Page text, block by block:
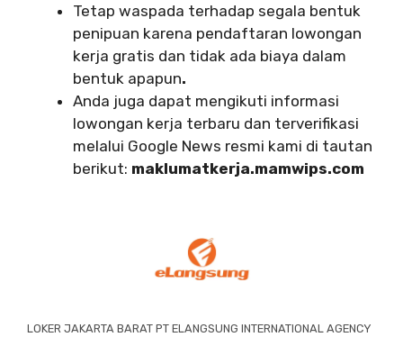
Tetap waspada terhadap segala bentuk
penipuan karena pendaftaran lowongan
kerja gratis dan tidak ada biaya dalam
bentuk apapun.
Anda juga dapat mengikuti informasi
lowongan kerja terbaru dan terverifikasi
melalui Google News resmi kami di tautan
berikut: maklumatkerja.mamwips.com
LOKER JAKARTA BARAT PT ELANGSUNG INTERNATIONAL AGENCY